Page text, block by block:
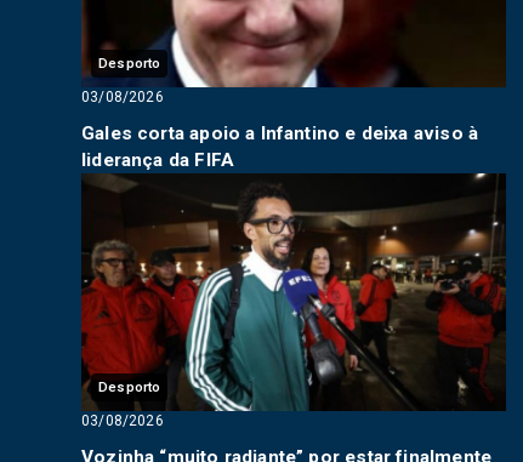
Desporto
03/08/2026
Gales corta apoio a Infantino e deixa aviso à
liderança da FIFA
Desporto
03/08/2026
Vozinha “muito radiante” por estar finalmente